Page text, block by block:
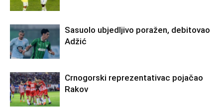
Sasuolo ubjedljivo poražen, debitovao
Adžić
Crnogorski reprezentativac pojačao
Rakov